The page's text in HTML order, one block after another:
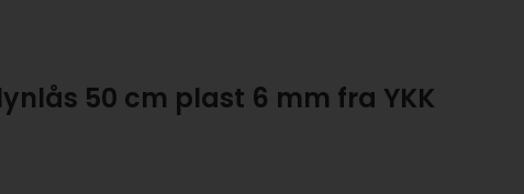
50 cm plast 6 mm fra YKK